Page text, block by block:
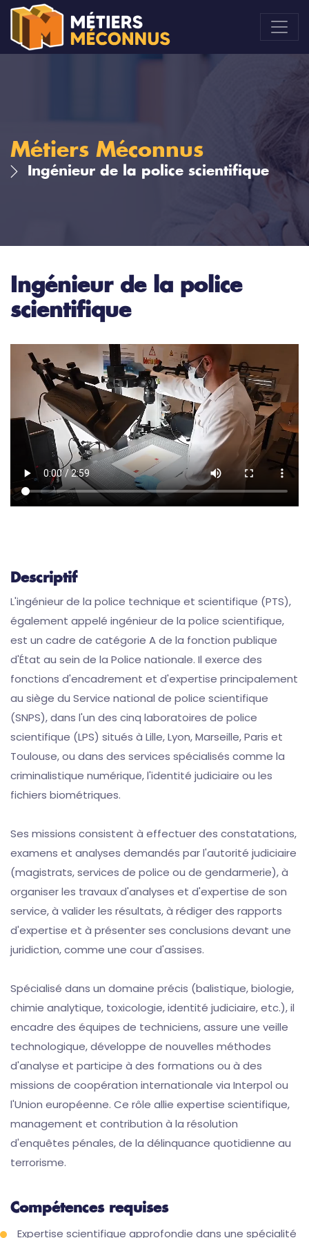
Métiers Méconnus
Ingénieur de la police scientifique
Ingénieur de la police
scientifique
Descriptif
L'ingénieur de la police technique et scientifique (PTS),
également appelé ingénieur de la police scientifique,
est un cadre de catégorie A de la fonction publique
d'État au sein de la Police nationale. Il exerce des
fonctions d'encadrement et d'expertise principalement
au siège du Service national de police scientifique
(SNPS), dans l'un des cinq laboratoires de police
scientifique (LPS) situés à Lille, Lyon, Marseille, Paris et
Toulouse, ou dans des services spécialisés comme la
criminalistique numérique, l'identité judiciaire ou les
fichiers biométriques.
Ses missions consistent à effectuer des constatations,
examens et analyses demandés par l'autorité judiciaire
(magistrats, services de police ou de gendarmerie), à
organiser les travaux d'analyses et d'expertise de son
service, à valider les résultats, à rédiger des rapports
d'expertise et à présenter ses conclusions devant une
juridiction, comme une cour d'assises.
Spécialisé dans un domaine précis (balistique, biologie,
chimie analytique, toxicologie, identité judiciaire, etc.), il
encadre des équipes de techniciens, assure une veille
technologique, développe de nouvelles méthodes
d'analyse et participe à des formations ou à des
missions de coopération internationale via Interpol ou
l'Union européenne. Ce rôle allie expertise scientifique,
management et contribution à la résolution
d'enquêtes pénales, de la délinquance quotidienne au
terrorisme.
Compétences requises
Expertise scientifique approfondie dans une spécialité